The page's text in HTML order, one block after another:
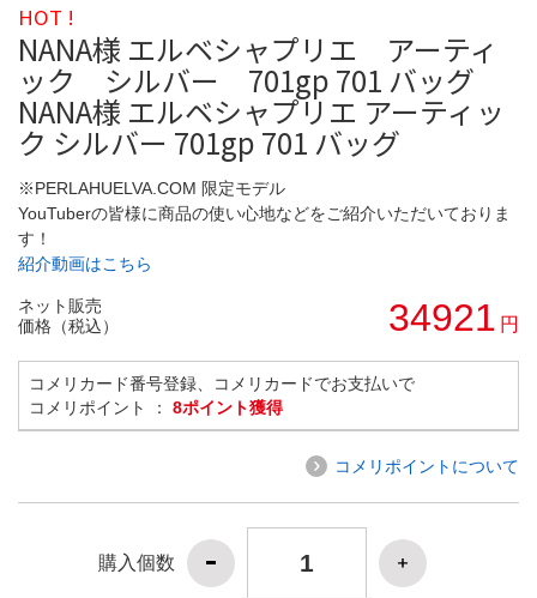
HOT !
NANA様 エルベシャプリエ アーティ
ック シルバー 701gp 701 バッグ
NANA様 エルベシャプリエ アーティッ
ク シルバー 701gp 701 バッグ
※PERLAHUELVA.COM 限定モデル
YouTuberの皆様に商品の使い心地などをご紹介いただいておりま
す！
紹介動画はこちら
ネット販売
価格（税込）
34921 円
コメリカード番号登録、コメリカードでお支払いで
コメリポイント ： 8ポイント獲得
コメリポイントについて
購入個数